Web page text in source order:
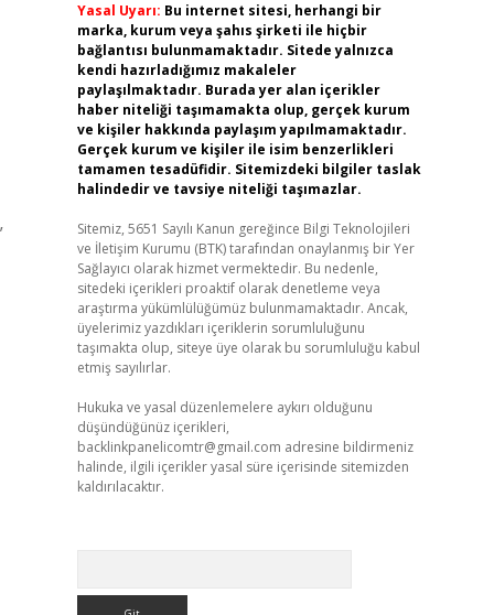
Yasal Uyarı: Bu internet sitesi, herhangi bir
marka, kurum veya şahıs şirketi ile hiçbir
bağlantısı bulunmamaktadır. Sitede yalnızca
kendi hazırladığımız makaleler
paylaşılmaktadır. Burada yer alan içerikler
haber niteliği taşımamakta olup, gerçek kurum
ve kişiler hakkında paylaşım yapılmamaktadır.
Gerçek kurum ve kişiler ile isim benzerlikleri
tamamen tesadüfidir. Sitemizdeki bilgiler taslak
halindedir ve tavsiye niteliği taşımazlar.
Sitemiz, 5651 Sayılı Kanun gereğince Bilgi Teknolojileri
ve İletişim Kurumu (BTK) tarafından onaylanmış bir Yer
Sağlayıcı olarak hizmet vermektedir. Bu nedenle,
sitedeki içerikleri proaktif olarak denetleme veya
araştırma yükümlülüğümüz bulunmamaktadır. Ancak,
üyelerimiz yazdıkları içeriklerin sorumluluğunu
taşımakta olup, siteye üye olarak bu sorumluluğu kabul
etmiş sayılırlar.
Hukuka ve yasal düzenlemelere aykırı olduğunu
düşündüğünüz içerikleri,
backlinkpanelicomtr@gmail.com adresine bildirmeniz
halinde, ilgili içerikler yasal süre içerisinde sitemizden
kaldırılacaktır.